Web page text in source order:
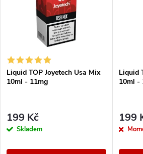
Liquid TOP Joyetech Usa Mix
10ml - 11mg
199 Kč
Skladem
Liquid
10ml -
199